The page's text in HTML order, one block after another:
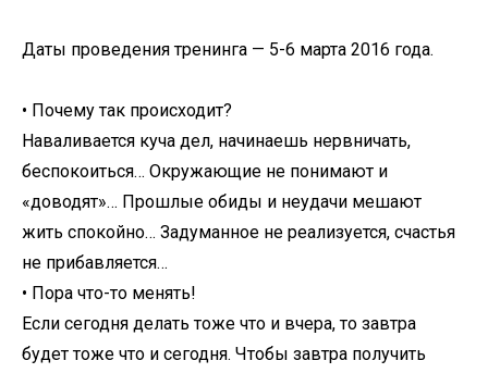
Даты проведения тренинга — 5-6 марта 2016 года.
• Почему так происходит?
Наваливается куча дел, начинаешь нервничать,
беспокоиться… Окружающие не понимают и
«доводят»… Прошлые обиды и неудачи мешают
жить спокойно… Задуманное не реализуется, счастья
не прибавляется…
• Пора что-то менять!
Если сегодня делать тоже что и вчера, то завтра
будет тоже что и сегодня. Чтобы завтра получить